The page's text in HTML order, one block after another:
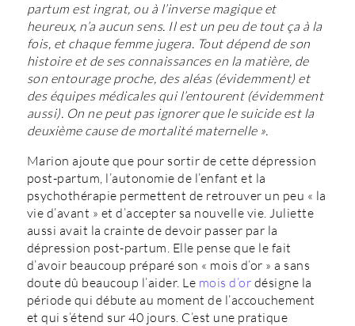
partum est ingrat, ou à l’inverse magique et
heureux, n’a aucun sens. Il est un peu de tout ça à la
fois, et chaque femme jugera. Tout dépend de son
histoire et de ses connaissances en la matière, de
son entourage proche, des aléas (évidemment) et
des équipes médicales qui l’entourent (évidemment
aussi). On ne peut pas ignorer que le suicide est la
deuxième cause de mortalité maternelle ».
Marion ajoute que pour sortir de cette dépression
post-partum, l’autonomie de l’enfant et la
psychothérapie permettent de retrouver un peu « la
vie d’avant » et d’accepter sa nouvelle vie. Juliette
aussi avait la crainte de devoir passer par la
dépression post-partum. Elle pense que le fait
d’avoir beaucoup préparé son « mois d’or » a sans
doute dû beaucoup l’aider. Le mois d’or désigne la
période qui débute au moment de l’accouchement
et qui s’étend sur 40 jours. C’est une pratique